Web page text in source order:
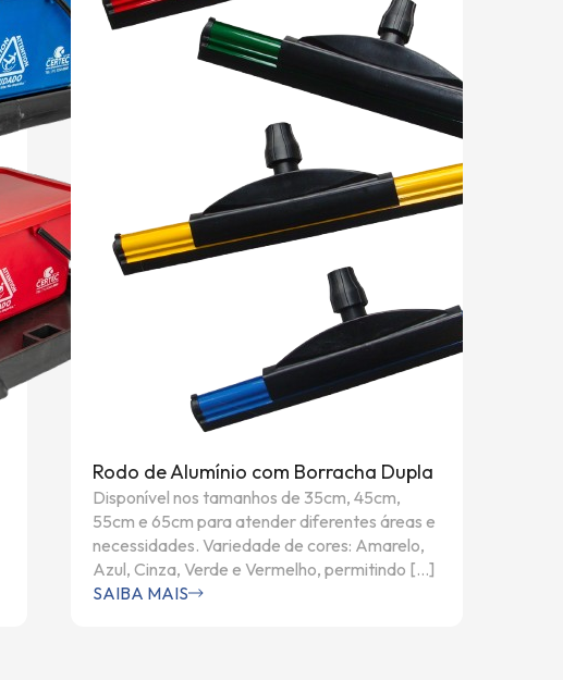
Rodo de Alumínio com Borracha Dupla
Disponível nos tamanhos de 35cm, 45cm,
55cm e 65cm para atender diferentes áreas e
necessidades. Variedade de cores: Amarelo,
Azul, Cinza, Verde e Vermelho, permitindo […]
SAIBA MAIS